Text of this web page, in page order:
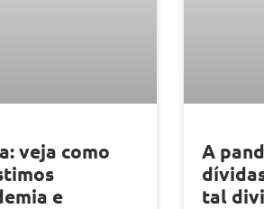
veja como
e
A
tal